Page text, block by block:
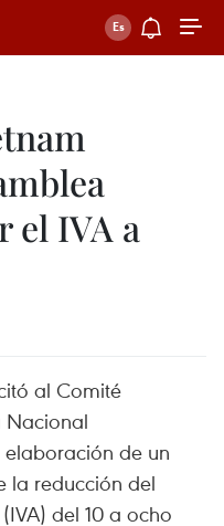
el IVA a
al Comité
Nacional
de un
la reducción del
del 10 a ocho